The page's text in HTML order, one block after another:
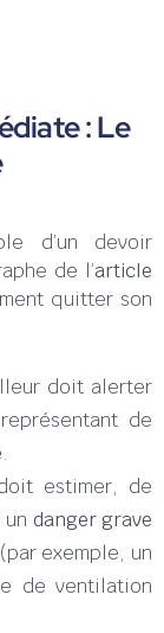
: Le
d’un devoir
de l’article
quitter son
doit alerter
de
.
estimer, de
danger grave
exemple, un
de ventilation